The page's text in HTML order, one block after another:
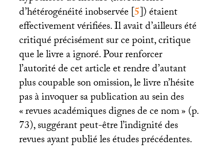
d’hétérogénéité inobservée[5]) étaient
effectivement vérifiées. Il avait d’ailleurs été
critiqué précisément sur ce point, critique
que le livre a ignoré. Pour renforcer
l’autorité de cet article et rendre d’autant
plus coupable son omission, le livre n’hésite
pas à invoquer sa publication au sein des
«revues académiques dignes de ce nom» (p.
73), suggérant peut-être l’indignité des
revues ayant publié les études précédentes.